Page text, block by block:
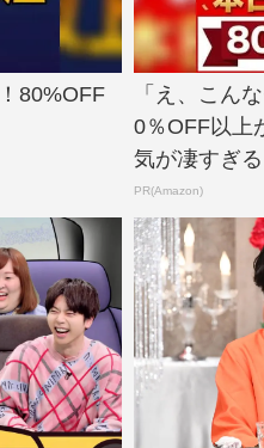
80%OFF
「え、こん
0％OFF以上
気が凄すぎる
PR(Amazon)